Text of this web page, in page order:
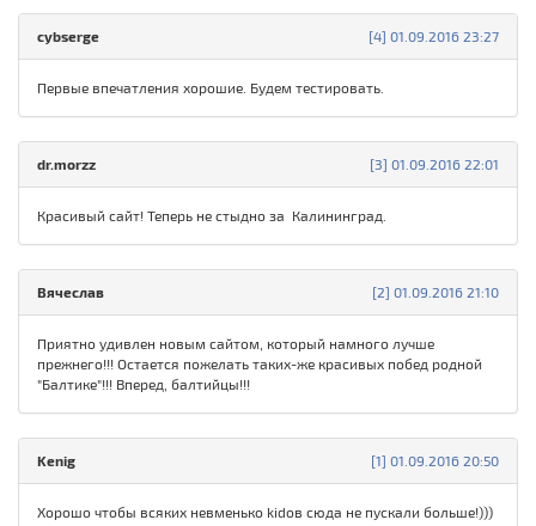
[4] 01.09.2016 23:27
cybserge
Первые впечатления хорошие. Будем тестировать.
[3] 01.09.2016 22:01
dr.morzz
Красивый сайт! Теперь не стыдно за Калининград.
[2] 01.09.2016 21:10
Вячеслав
Приятно удивлен новым сайтом, который намного лучше
прежнего!!! Остается пожелать таких-же красивых побед родной
"Балтике"!!! Вперед, балтийцы!!!
[1] 01.09.2016 20:50
Kenig
Хорошо чтобы всяких невменько kidов сюда не пускали больше!)))